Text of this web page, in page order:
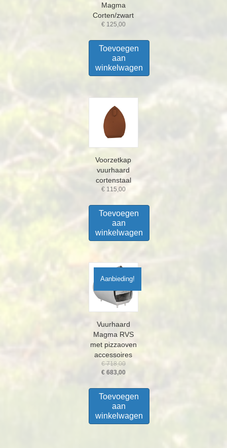
Magma
Corten/zwart
€125,00
Toevoegen
aan
winkelwagen
Voorzetkap
vuurhaard
cortenstaal
€115,00
Toevoegen
aan
winkelwagen
Aanbieding!
Vuurhaard
Magma RVS
met pizzaoven
accessoires
€718,00Oorspronkelijke
prijs
€ 718,00.
€683,00Huidige
is:
€ 683,00.
Toevoegen
aan
winkelwagen